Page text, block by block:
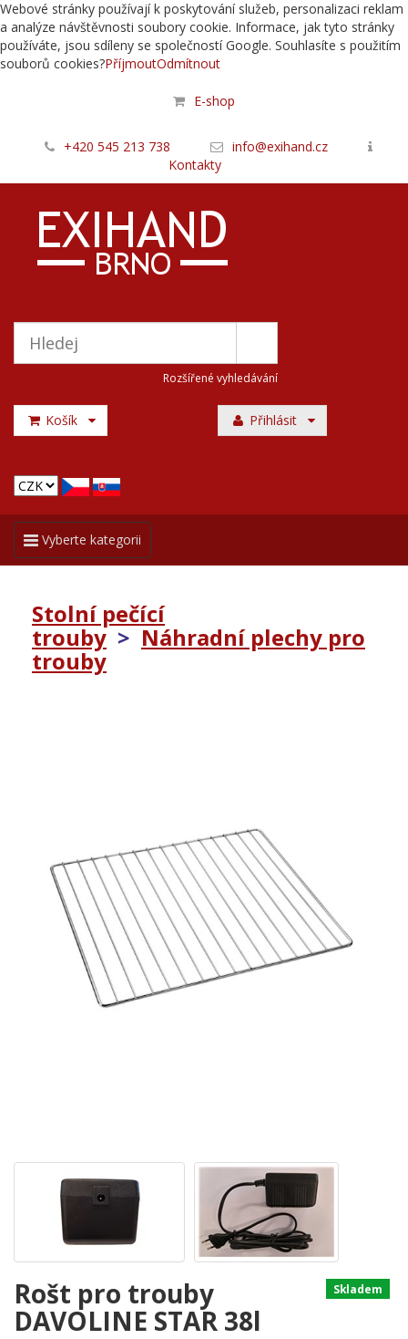
Webové stránky používají k poskytování služeb, personalizaci reklam
a analýze návštěvnosti soubory cookie. Informace, jak tyto stránky
používáte, jsou sdíleny se společností Google. Souhlasíte s použitím
souborů cookies?PříjmoutOdmítnout
E-shop
+420 545 213 738
info@exihand.cz
Kontakty
Rozšířené vyhledávání
Košík Přihlásit
Toggle
navigation
Vyberte kategorii
Stolní pečící
trouby> Náhradní plechy pro
trouby
Skladem
Rošt pro trouby
DAVOLINE STAR 38l